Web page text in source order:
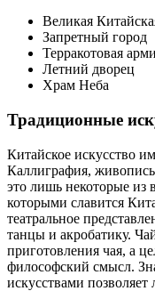
Великая
Запретный город
Терракотовая
Летний дворец
Храм Неба
Традиционные
Китайское искусство
Каллиграфия,
это лишь некоторые из
которыми славится
театральное
танцы и акробатику.
приготовления чая, а
философский смысл.
искусствами